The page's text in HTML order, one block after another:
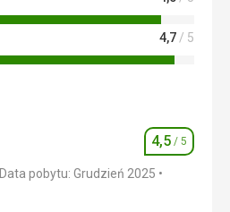
4,7 / 5
Ocena
4,5 / 5
Data pobytu: Grudzień 2025